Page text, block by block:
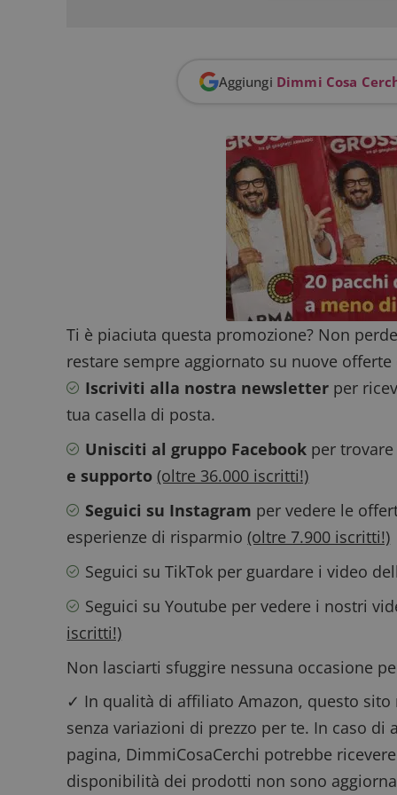
Aggiungi Dimmi Cosa
Ti è piaciuta questa promozione? Non
restare sempre aggiornato su nuove offerte
Iscriviti alla nostra newsletter per
tua casella di posta.
Unisciti al gruppo Facebook per
e supporto (oltre 36.000 iscritti!)
Seguici su Instagram per vedere le
esperienze di risparmio(oltre 7.900 iscritti!)
Seguici su TikTok per guardare i video
Seguici su Youtube per vedere i nostri
iscritti!)
Non lasciarti sfuggire nessuna occasione
✓ In qualità di affiliato Amazon, questo
senza variazioni di prezzo per te. In caso
pagina, DimmiCosaCerchi potrebbe
disponibilità dei prodotti non sono
dell'account. Il sito
CookieScriptConsent
_pk_id.1.938b
__eoi
Nome
test_cookie